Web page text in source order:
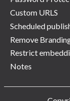
Custom URLS
Scheduled
Remove
Restrict
Notes